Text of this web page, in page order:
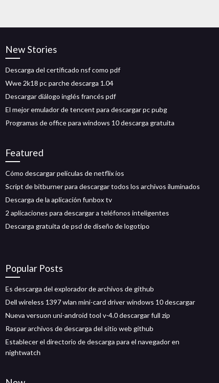
New Stories
Descarga del certificado nsf como pdf
Wwe 2k18 pc parche descarga 1.04
Descargar diálogo inglés francés pdf
El mejor emulador de tencent para descargar pc pubg
Programas de office para windows 10 descarga gratuita
Featured
Cómo descargar películas de netflix ios
Script de bitburner para descargar todos los archivos iluminados
Descarga de la aplicación funbox tv
2 aplicaciones para descargar a teléfonos inteligentes
Descarga gratuita de psd de diseño de logotipo
Popular Posts
Es descarga del explorador de archivos de github
Dell wireless 1397 wlan mini-card driver windows 10 descargar
Nueva versuon uni-android tool v-4.0 descargar full zip
Raspar archivos de descarga del sitio web github
Establecer el directorio de descarga para el navegador en
nightwatch